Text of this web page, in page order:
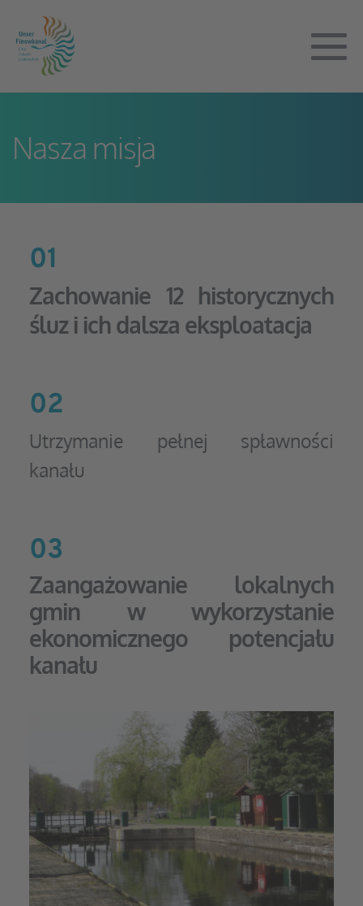
content
Nasza misja
01
Zachowanie 12 historycznych
śluz i ich dalsza eksploatacja
02
Utrzymanie pełnej spławności
kanału
03
Zaangażowanie lokalnych
gmin w wykorzystanie
ekonomicznego potencjału
kanału